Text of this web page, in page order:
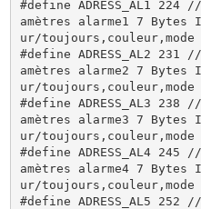
#define ADRESS_AL1
amètres alarme1 7 Bytes
ur/toujours,couleur,mode
#define ADRESS_AL2
amètres alarme2 7 Bytes
ur/toujours,couleur,mode
#define ADRESS_AL3
amètres alarme3 7 Bytes
ur/toujours,couleur,mode
#define ADRESS_AL4
amètres alarme4 7 Bytes
ur/toujours,couleur,mode
#define ADRESS_AL5